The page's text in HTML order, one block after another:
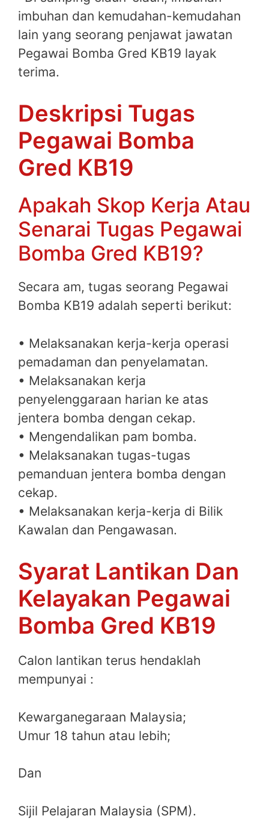
imbuhan dan kemudahan-kemudahan
lain yang seorang penjawat jawatan
Pegawai Bomba Gred KB19 layak
terima.
Deskripsi Tugas
Pegawai Bomba
Gred KB19
Apakah Skop Kerja Atau
Senarai Tugas Pegawai
Bomba Gred KB19?
Secara am, tugas seorang Pegawai
Bomba KB19 adalah seperti berikut:
• Melaksanakan kerja-kerja operasi
pemadaman dan penyelamatan.
• Melaksanakan kerja
penyelenggaraan harian ke atas
jentera bomba dengan cekap.
• Mengendalikan pam bomba.
• Melaksanakan tugas-tugas
pemanduan jentera bomba dengan
cekap.
• Melaksanakan kerja-kerja di Bilik
Kawalan dan Pengawasan.
Syarat Lantikan Dan
Kelayakan Pegawai
Bomba Gred KB19
Calon lantikan terus hendaklah
mempunyai :
Kewarganegaraan Malaysia;
Umur 18 tahun atau lebih;
Dan
Sijil Pelajaran Malaysia (SPM).